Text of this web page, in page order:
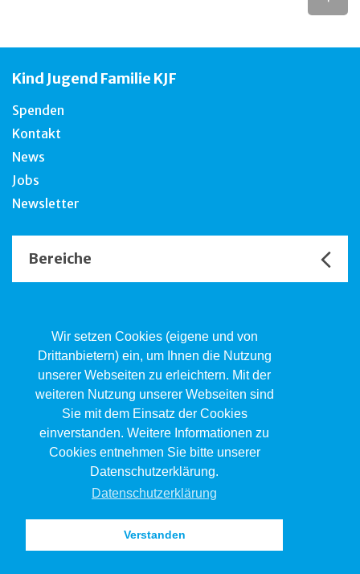
Wir setzen Cookies (eigene und von
Drittanbietern) ein, um Ihnen die Nutzung
unserer Webseiten zu erleichtern. Mit der
weiteren Nutzung unserer Webseiten sind
Sie mit dem Einsatz der Cookies
einverstanden. Weitere Informationen zu
Cookies entnehmen Sie bitte unserer
Datenschutzerklärung.
Datenschutzerklärung
Verstanden
Kind Jugend Familie KJF
Spenden
Kontakt
News
Jobs
Newsletter
Bereiche
Kind.Jugend.Familie KJF
Poststrasse 2, Postfach, 4410 Liestal
061 551 17 77
kjf@jsw.swiss